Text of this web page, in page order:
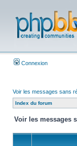
Connexion
Voir les messages sans
Index du forum
Voir les messages